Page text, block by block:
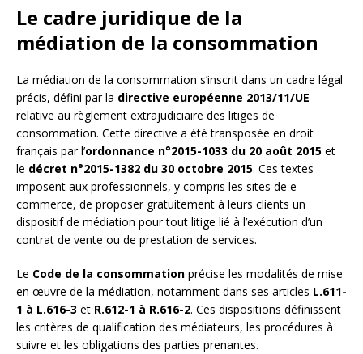
Le cadre juridique de la
médiation de la consommation
La médiation de la consommation s’inscrit dans un cadre légal
précis, défini par la directive européenne 2013/11/UE
relative au règlement extrajudiciaire des litiges de
consommation. Cette directive a été transposée en droit
français par l’ordonnance n°2015-1033 du 20 août 2015 et
le décret n°2015-1382 du 30 octobre 2015. Ces textes
imposent aux professionnels, y compris les sites de e-
commerce, de proposer gratuitement à leurs clients un
dispositif de médiation pour tout litige lié à l’exécution d’un
contrat de vente ou de prestation de services.
Le Code de la consommation précise les modalités de mise
en œuvre de la médiation, notamment dans ses articles L.611-
1 à L.616-3 et R.612-1 à R.616-2. Ces dispositions définissent
les critères de qualification des médiateurs, les procédures à
suivre et les obligations des parties prenantes.